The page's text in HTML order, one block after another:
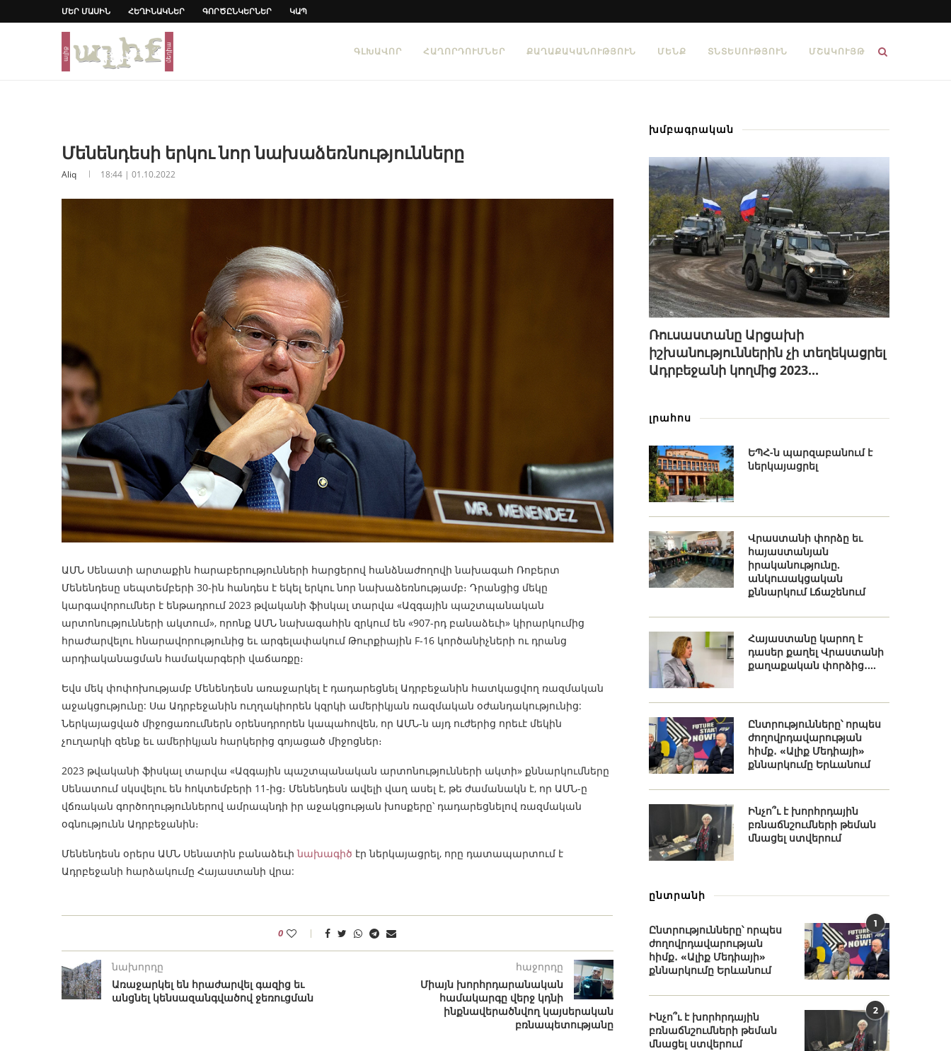
ՄԵՐ ՄԱՍԻՆ ՀԵՂԻՆԱԿՆԵՐ ԳՈՐԾԸՆԿԵՐՆԵՐ ԿԱՊ
ԳԼԽԱՎՈՐ ՀԱՂՈՐԴՈՒՄՆԵՐ ՔԱՂԱՔԱԿԱՆՈՒԹՅՈՒՆ ՄԵՆՔ ՏՆՏԵՍՈՒԹՅՈՒՆ ՄՇԱԿՈՒՅԹ
Մենենդեսի երկու նոր նախաձեռնությունները
Aliq 18:44 | 01.10.2022
ԱՄՆ Սենատի արտաքին հարաբերությունների հարցերով հանձնաժողովի նախագահ Ռոբերտ
Մենենդեսը սեպտեմբերի 30-ին հանդես է եկել երկու նոր նախաձեռնությամբ։ Դրանցից մեկը
կարգավորումներ է ենթադրում 2023 թվականի ֆիսկալ տարվա «Ազգային պաշտպանական
արտոնությունների ակտում», որոնք ԱՄՆ նախագահին զրկում են «907-րդ բանաձեւի» կիրարկումից
հրաժարվելու հնարավորությունից եւ արգելափակում Թուրքիային F-16 կործանիչների ու դրանց
արդիականացման համակարգերի վաճառքը։
Եվս մեկ փոփոխությամբ Մենենդեսն առաջարկել է դադարեցնել Ադրբեջանին հատկացվող ռազմական
աջակցությունը: Սա Ադրբեջանին ուղղակիորեն կզրկի ամերիկյան ռազմական օժանդակությունից:
Ներկայացված միջոցառումներն օրենսդրորեն կապահովեն, որ ԱՄՆ-ն այդ ուժերից որեւէ մեկին
չուղարկի զենք եւ ամերիկյան հարկերից գոյացած միջոցներ։
2023 թվականի ֆիսկալ տարվա «Ազգային պաշտպանական արտոնությունների ակտի» քննարկումները
Սենատում սկսվելու են հոկտեմբերի 11-ից։ Մենենդեսն ավելի վաղ ասել է, թե ժամանակն է, որ ԱՄՆ-ը
վճռական գործողություններով ամրապնդի իր աջակցության խոսքերը՝ դադարեցնելով ռազմական
օգնությունն Ադրբեջանին։
Մենենդեսն օրերս ԱՄՆ Սենատին բանաձեւինախագիծ էր ներկայացրել, որը դատապարտում է
Ադրբեջանի հարձակումը Հայաստանի վրա:
0
նախորդը
Առաջարկել են հրաժարվել գազից եւ
անցնել կենսազանգվածով ջեռուցման
հաջորդը
Միայն խորհրդարանական
համակարգը վերջ կդնի
ինքնավերածնվող կայսերական
բռնապետությանը
խմբագրական
Ռուսաստանը Արցախի
իշխանություններին չի տեղեկացրել
Ադրբեջանի կողմից 2023...
լրահոս
ԵՊՀ-ն պարզաբանում է
ներկայացրել
Վրաստանի փորձը եւ
հայաստանյան
իրականությունը.
անկուսակցական
քննարկում Լճաշենում
Հայաստանը կարող է
դասեր քաղել Վրաստանի
քաղաքական փորձից․...
Ընտրությունները՝ որպես
ժողովրդավարության
հիմք․ «Ալիք Մեդիայի»
քննարկումը Երևանում
Ինչո՞ւ է խորհրդային
բռնաճնշումների թեման
մնացել ստվերում
ընտրանի
1
Ընտրությունները՝ որպես
ժողովրդավարության
հիմք․ «Ալիք Մեդիայի»
քննարկումը Երևանում
2
Ինչո՞ւ է խորհրդային
բռնաճնշումների թեման
մնացել ստվերում